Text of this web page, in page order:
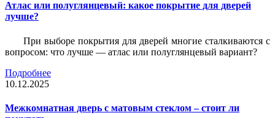
Атлас или полуглянцевый: какое покрытие для дверей
лучше?
При выборе покрытия для дверей многие сталкиваются с
вопросом: что лучше — атлас или полуглянцевый вариант?
Подробнее
10.12.2025
Межкомнатная дверь с матовым стеклом – стоит ли